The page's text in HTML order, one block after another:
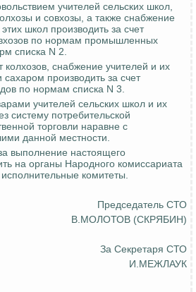
учителей сельских школ,
и совхозы, а также снабжение
школ производить за счет
по нормам промышленных
списка N 2.
колхозов, снабжение учителей и их
производить за счет
по нормам списка N 3.
учителей сельских школ и их
систему потребительской
торговли наравне с
данной местности.
выполнение настоящего
на органы Народного комиссариата
комитеты.
Председатель СТО
В.МОЛОТОВ (СКРЯБИН)
За Секретаря СТО
И.МЕЖЛАУК